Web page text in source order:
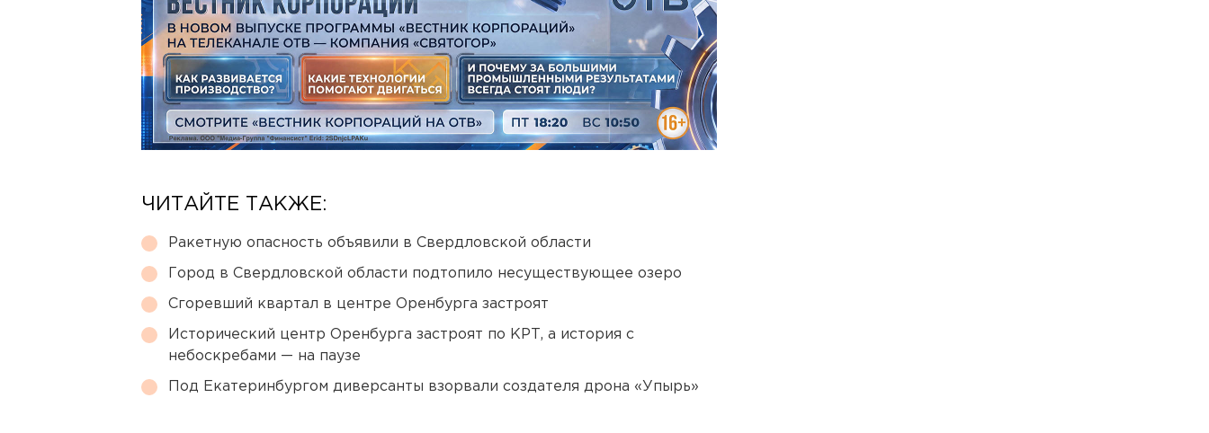
ЧИТАЙТЕ ТАКЖЕ:
Ракетную опасность объявили в Свердловской области
Город в Свердловской области подтопило несуществующее озеро
Сгоревший квартал в центре Оренбурга застроят
Исторический центр Оренбурга застроят по КРТ, а история с
небоскребами — на паузе
Под Екатеринбургом диверсанты взорвали создателя дрона «Упырь»